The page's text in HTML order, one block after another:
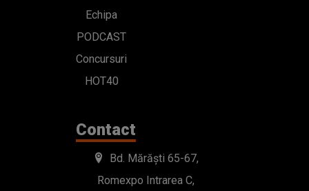
Echipa
PODCAST
Concursuri
HOT40
Contact
Bd. Mărăști 65-67,
Romexpo Intrarea C,